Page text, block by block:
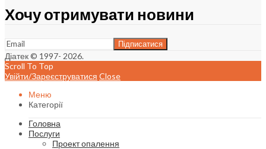
Хочу отримувати новини
Діатек © 1997- 2026.
Scroll To Top
Увійти/Зареєструватися Close
Меню
Категорії
Головна
Послуги
Проект опалення